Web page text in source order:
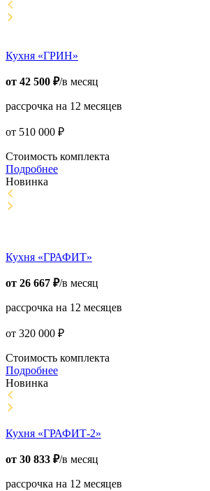
Кухня «ГРИН»
от 42 500 ₽/в месяц
рассрочка на 12 месяцев
от 510 000 ₽
Стоимость комплекта
Подробнее
Новинка
Кухня «ГРАФИТ»
от 26 667 ₽/в месяц
рассрочка на 12 месяцев
от 320 000 ₽
Стоимость комплекта
Подробнее
Новинка
Кухня «ГРАФИТ-2»
от 30 833 ₽/в месяц
рассрочка на 12 месяцев